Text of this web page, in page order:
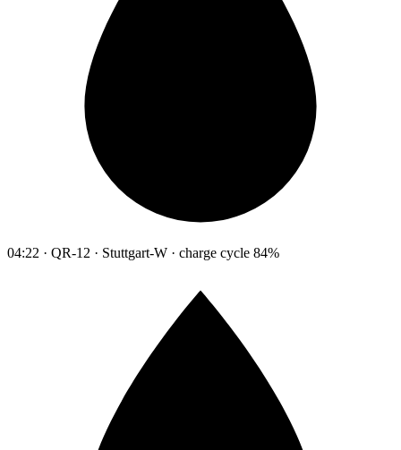
04:22 · QR-12 · Stuttgart-W · charge cycle 84%